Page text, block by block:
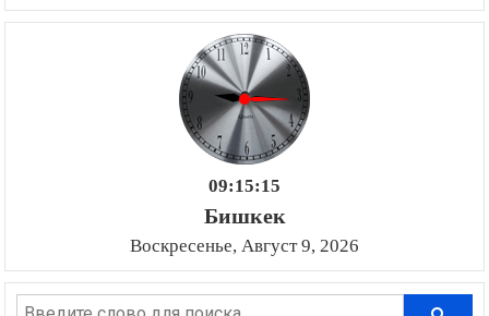
09:15:16
Бишкек
Воскресенье, Август 9, 2026